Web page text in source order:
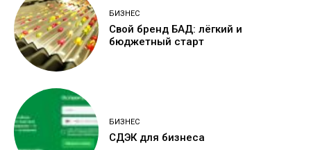
БИЗНЕС
Свой бренд БАД: лёгкий и
бюджетный старт
БИЗНЕС
СДЭК для бизнеса